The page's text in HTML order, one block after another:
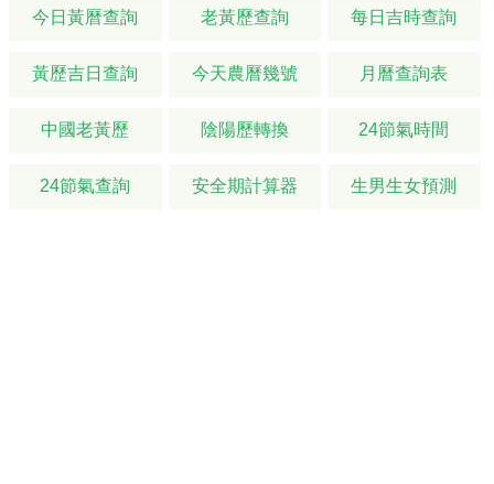
今日黃曆查詢 老黃歷查詢 每日吉時查詢
黃歷吉日查詢 今天農曆幾號 月曆查詢表
中國老黃歷 陰陽歷轉換 24節氣時間
24節氣查詢 安全期計算器 生男生女預測